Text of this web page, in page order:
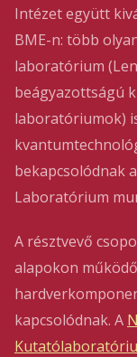
Intézet együtt
BME-n: több
laboratórium
beágyazottságú
laboratóriumok)
bekapcsolódnak
Laboratórium
A résztvevő
alapokon
kapcsolódnak. A